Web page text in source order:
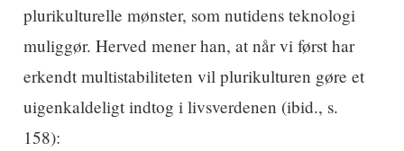
plurikulturelle mønster, som nutidens teknologi
muliggør. Herved mener han, at når vi først har
erkendt multistabiliteten vil plurikulturen gøre et
uigenkaldeligt indtog i livsverdenen (ibid., s.
158):